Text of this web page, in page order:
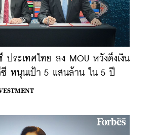
ประเทศไทย ลง MOU หวังดึงเงิน
หนุนเป้า 5 แสนล้าน ใน 5 ปี